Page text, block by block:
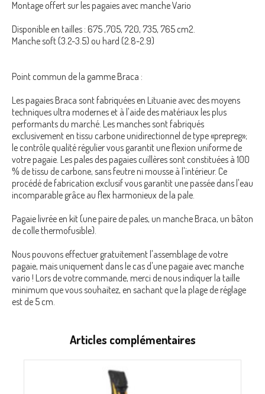
Articles complémentaires
Montage offert sur les pagaies avec manche Vario
Disponible en tailles : 675 ,705, 720, 735, 765 cm2.
Manche soft (3.2-3.5) ou hard (2.8-2.9)
Point commun de la gamme Braca :
Les pagaies Braca sont fabriquées en Lituanie avec des moyens
techniques ultra modernes et à l'aide des matériaux les plus
performants du marché. Les manches sont fabriqués
exclusivement en tissu carbone unidirectionnel de type «prepreg»;
le contrôle qualité régulier vous garantit une flexion uniforme de
votre pagaie. Les pales des pagaies cuillères sont constituées à 100
% de tissu de carbone, sans feutre ni mousse à l'intérieur. Ce
procédé de fabrication exclusif vous garantit une passée dans l'eau
incomparable grâce au flex harmonieux de la pale.
Pagaie livrée en kit (une paire de pales, un manche Braca, un bâton
de colle thermofusible).
Nous pouvons effectuer gratuitement l'assemblage de votre
pagaie, mais uniquement dans le cas d'une pagaie avec manche
vario ! Lors de votre commande, merci de nous indiquer la taille
minimum que vous souhaitez, en sachant que la plage de réglage
est de 5 cm.